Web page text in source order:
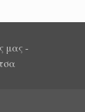
μας -